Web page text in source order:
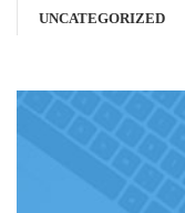
UNCATEGORIZED